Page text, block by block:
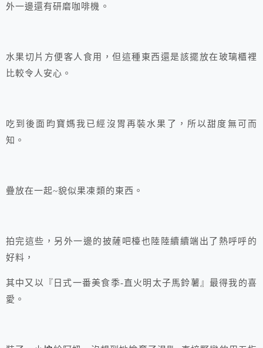
外一邊還有研磨咖啡機。
水果切片方便客人食用，但這種東西還是該擺放在玻璃櫃裡
比較令人安心。
吃到後面昀寶媽我已經沒胃再裝水果了，所以甜度無可而
知。
疊放在一起~貌似果凍類的東西。
拍完這些，另外一邊的披薩吧檯也陸陸續續端出了熱呼呼的
好料，
其中又以『日式一番美食季-直火明太子馬鈴薯』最得我的喜
愛。